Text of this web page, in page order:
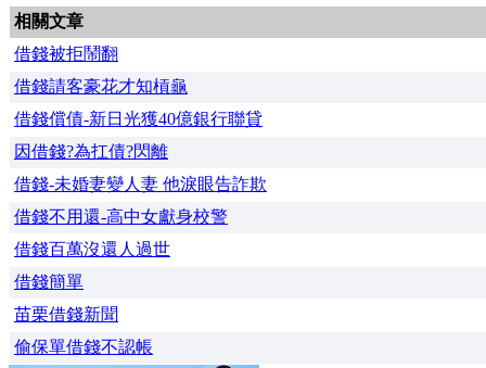
相關文章
借錢被拒鬧翻
借錢請客豪花才知槓龜
借錢償債-新日光獲40億銀行聯貸
因借錢?為扛債?閃離
借錢-未婚妻變人妻 他淚眼告詐欺
借錢不用還-高中女獻身校警
借錢百萬沒還人過世
借錢簡單
苗栗借錢新聞
偷保單借錢不認帳